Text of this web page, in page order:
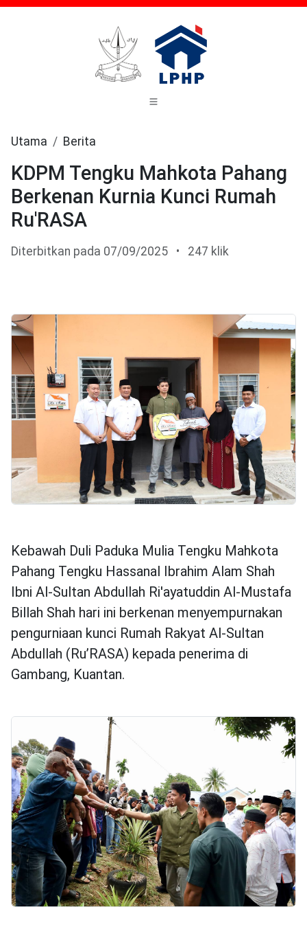
Utama Berita
KDPM Tengku Mahkota Pahang
Berkenan Kurnia Kunci Rumah
Ru'RASA
Diterbitkan pada 07/09/2025 • 247 klik
Kebawah Duli Paduka Mulia Tengku Mahkota
Pahang Tengku Hassanal Ibrahim Alam Shah
Ibni Al-Sultan Abdullah Ri'ayatuddin Al-Mustafa
Billah Shah hari ini berkenan menyempurnakan
pengurniaan kunci Rumah Rakyat Al-Sultan
Abdullah (Ru’RASA) kepada penerima di
Gambang, Kuantan.